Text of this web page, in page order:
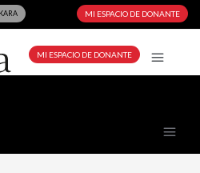
MI ESPACIO DE DONANTE
MI ESPACIO DE DONANTE